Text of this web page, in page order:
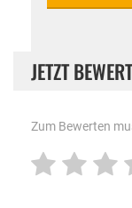
JETZT
Zum Bewerten